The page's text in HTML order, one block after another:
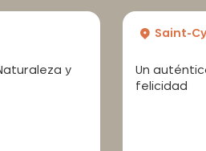
y
Saint-
Un
felicidad